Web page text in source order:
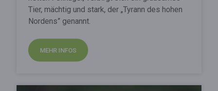
Tier, mächtig und stark, der „Tyrann des hohen
Nordens” genannt.
MEHR INFOS